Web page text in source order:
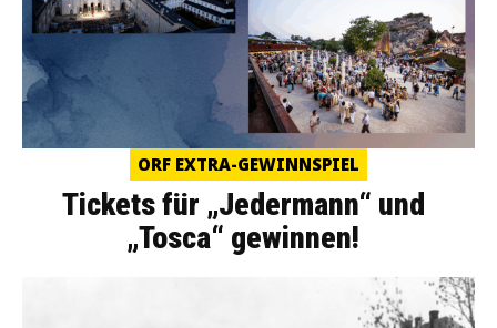
ORF EXTRA-GEWINNSPIEL
Tickets für „Jedermann“ und
„Tosca“ gewinnen!